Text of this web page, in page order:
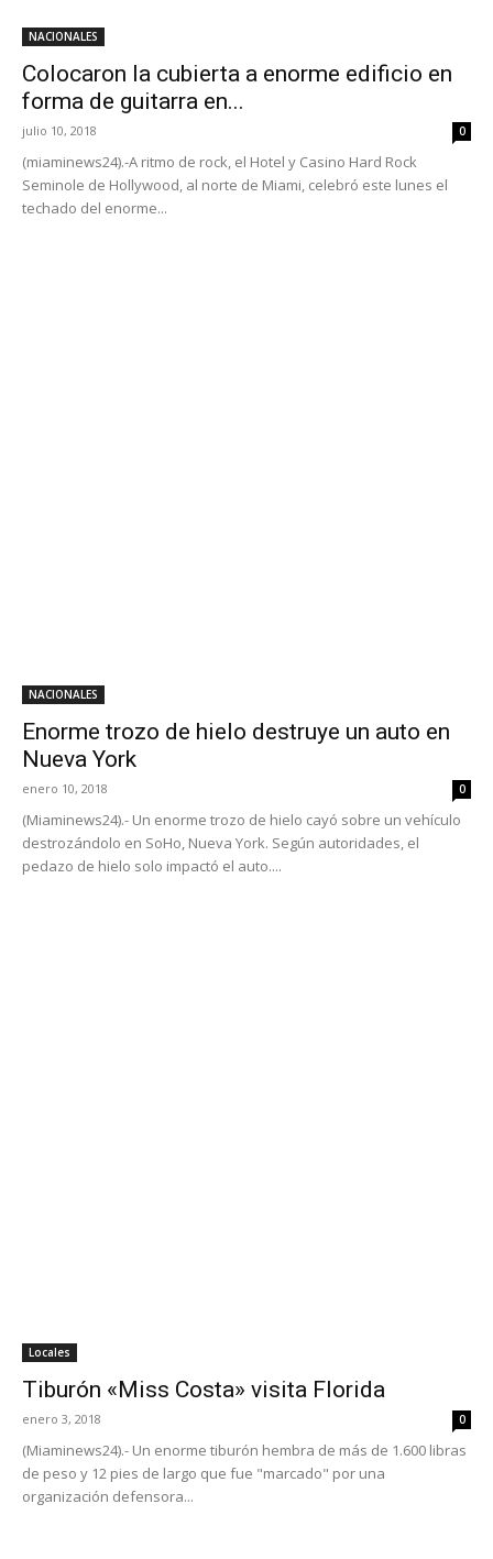
NACIONALES
Colocaron la cubierta a enorme edificio en
forma de guitarra en...
julio 10, 2018 0
(miaminews24).-A ritmo de rock, el Hotel y Casino Hard Rock
Seminole de Hollywood, al norte de Miami, celebró este lunes el
techado del enorme...
NACIONALES
Enorme trozo de hielo destruye un auto en
Nueva York
enero 10, 2018 0
(Miaminews24).- Un enorme trozo de hielo cayó sobre un vehículo
destrozándolo en SoHo, Nueva York. Según autoridades, el
pedazo de hielo solo impactó el auto....
Locales
Tiburón «Miss Costa» visita Florida
enero 3, 2018 0
(Miaminews24).- Un enorme tiburón hembra de más de 1.600 libras
de peso y 12 pies de largo que fue "marcado" por una
organización defensora...